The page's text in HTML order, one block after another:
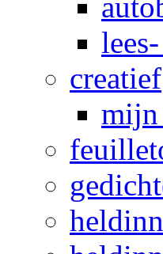
creatief
mijn